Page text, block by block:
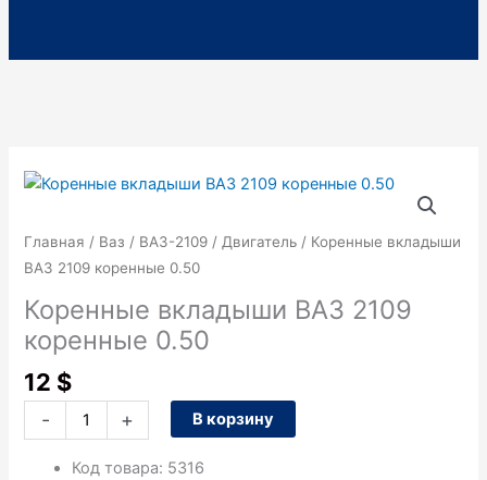
Главная / Ваз / ВАЗ-2109 / Двигатель / Коренные вкладыши
ВАЗ 2109 коренные 0.50
Коренные вкладыши ВАЗ 2109
коренные 0.50
12 $
-
Количество
Коренные
вкладыши
2109
коренные
+ В корзину
Код товара: 5316